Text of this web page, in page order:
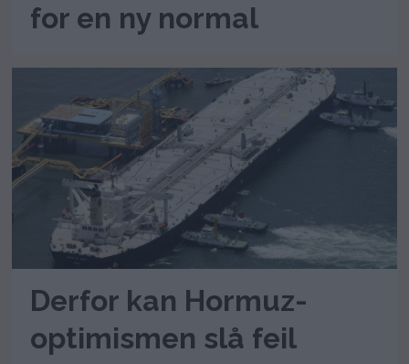
for en ny normal
Derfor kan Hormuz-
optimismen slå feil